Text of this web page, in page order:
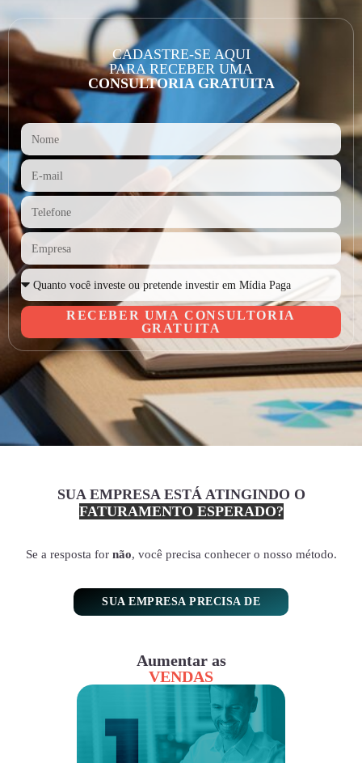
CADASTRE-SE AQUI
PARA RECEBER UMA
CONSULTORIA GRATUITA
RECEBER UMA CONSULTORIA
GRATUITA
SUA EMPRESA ESTÁ ATINGINDO O
FATURAMENTO ESPERADO?
Se a resposta for não, você precisa conhecer o nosso método.
SUA EMPRESA PRECISA DE
Aumentar as
VENDAS